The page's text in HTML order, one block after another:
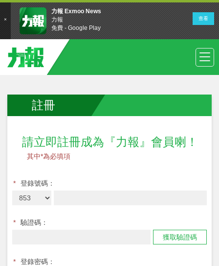
註冊
請立即註冊成為『力報』會員喇！
其中*為必填項
* 登錄號碼：
*
驗證碼：
獲取驗證碼
* 登錄密碼：